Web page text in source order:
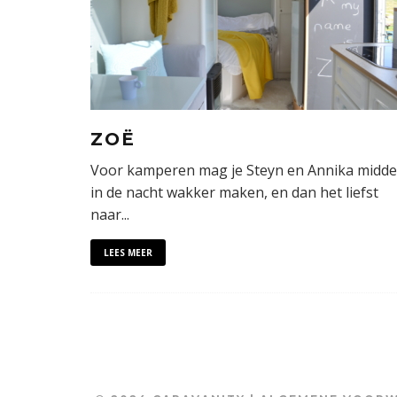
ZOË
Voor kamperen mag je Steyn en Annika
in de nacht wakker maken, en dan het liefst
naar...
LEES MEER